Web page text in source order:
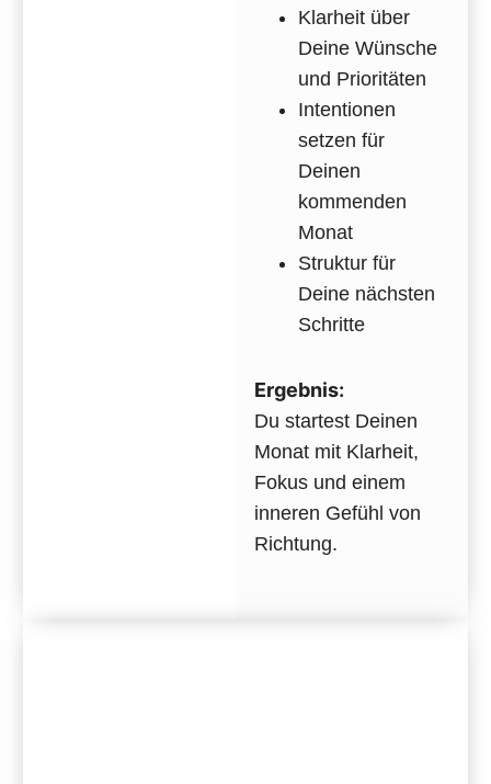
Klarheit über
Deine Wünsche
und Prioritäten
Intentionen
setzen für
Deinen
kommenden
Monat
Struktur für
Deine nächsten
Schritte
Ergebnis:
Du startest Deinen
Monat mit Klarheit,
Fokus und einem
inneren Gefühl von
Richtung.